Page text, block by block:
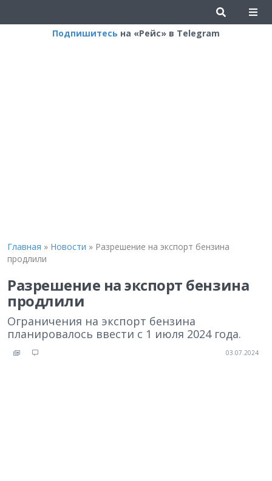
Подпишитесь на «Рейс» в Telegram
Главная » Новости » Разрешение на экспорт бензина
продлили
Разрешение на экспорт бензина
продлили
Ограничения на экспорт бензина
планировалось ввести с 1 июля 2024 года.
03.07.2024